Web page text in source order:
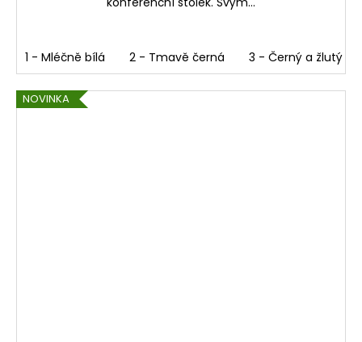
1 - Mléčně bílá 2 - Tmavě černá 3 - Černý a žlutý
NOVINKA